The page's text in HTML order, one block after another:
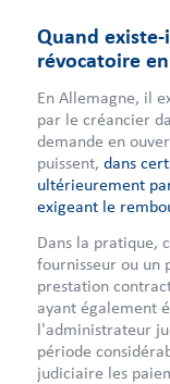
Quand
révocatoire
En Allemagne, il
par le créancier
demande en
puissent, dans
ultérieurement
exigeant le
Dans la pratique,
fournisseur ou un
prestation
ayant également
l'administrateur
période
judiciaire les